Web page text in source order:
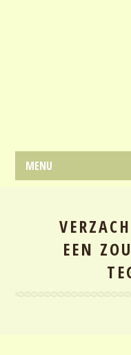
MENU
EEN